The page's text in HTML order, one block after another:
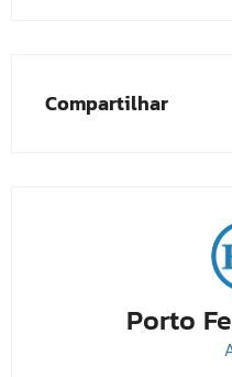
Compartilhar
Porto